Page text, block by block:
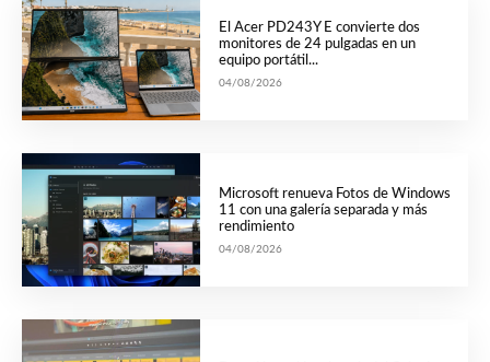
El Acer PD243Y E convierte dos
monitores de 24 pulgadas en un
equipo portátil...
04/08/2026
Microsoft renueva Fotos de Windows
11 con una galería separada y más
rendimiento
04/08/2026